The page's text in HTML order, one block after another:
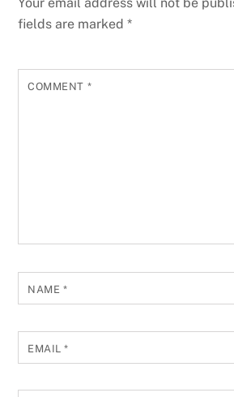
fields are marked*
COMMENT *
NAME *
EMAIL*